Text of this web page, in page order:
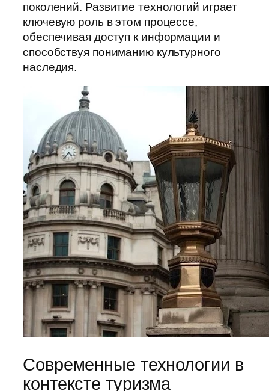
поколений. Развитие технологий играет
ключевую роль в этом процессе,
обеспечивая доступ к информации и
способствуя пониманию культурного
наследия.
Современные технологии в
контексте туризма